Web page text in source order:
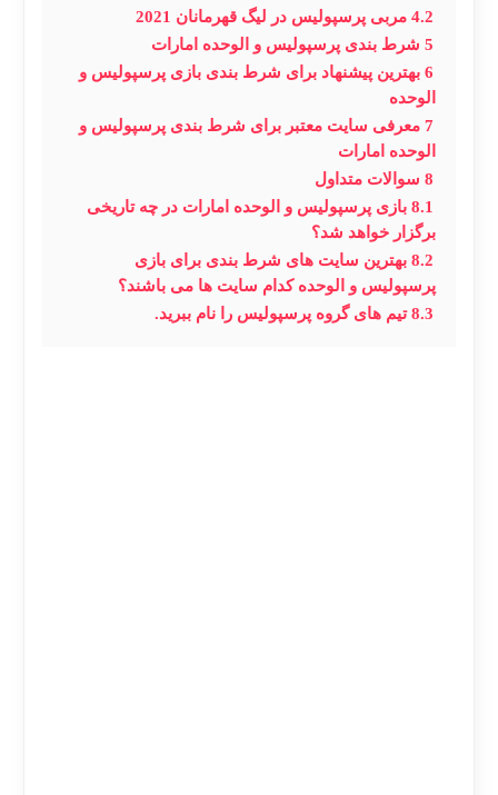
4.2 مربی پرسپولیس در لیگ قهرمانان 2021
5 شرط بندی پرسپولیس و الوحده امارات
6 بهترین پیشنهاد برای شرط بندی بازی پرسپولیس و
الوحده
7 معرفی سایت معتبر برای شرط بندی پرسپولیس و
الوحده امارات
8 سوالات متداول
8.1 بازی پرسپولیس و الوحده امارات در چه تاریخی
برگزار خواهد شد؟
8.2 بهترین سایت های شرط بندی برای بازی
پرسپولیس و الوحده کدام سایت ها می باشند؟
8.3 تیم های گروه پرسپولیس را نام ببرید.